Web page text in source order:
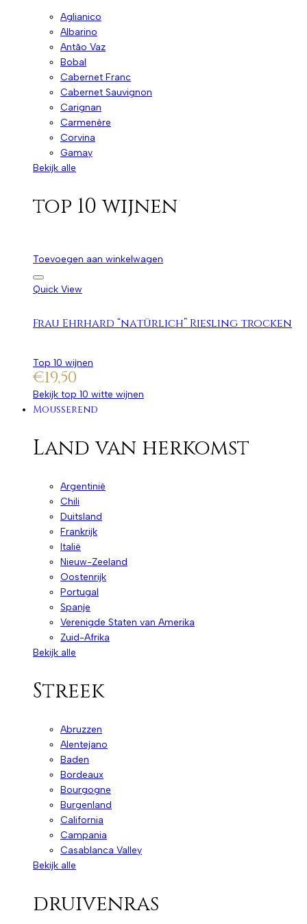
Aglianico
Albarino
Antão Vaz
Bobal
Cabernet Franc
Cabernet Sauvignon
Carignan
Carmenère
Corvina
Gamay
Bekijk alle
top 10 wijnen
Toevoegen aan winkelwagen
Quick View
Frau Ehrhard “natürlich” Riesling trocken
Top 10 wijnen
€19,50
Bekijk top 10 witte wijnen
Mousserend
Land van herkomst
Argentinië
Chili
Duitsland
Frankrijk
Italië
Nieuw-Zeeland
Oostenrijk
Portugal
Spanje
Verenigde Staten van Amerika
Zuid-Afrika
Bekijk alle
Streek
Abruzzen
Alentejano
Baden
Bordeaux
Bourgogne
Burgenland
California
Campania
Casablanca Valley
Bekijk alle
druivenras